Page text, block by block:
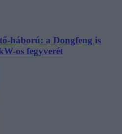
háború: a Dongfeng is
os fegyverét